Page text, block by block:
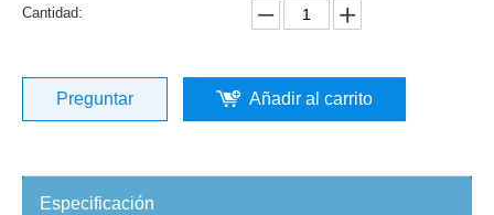
Cantidad:
Preguntar Añadir al carrito
Especificación